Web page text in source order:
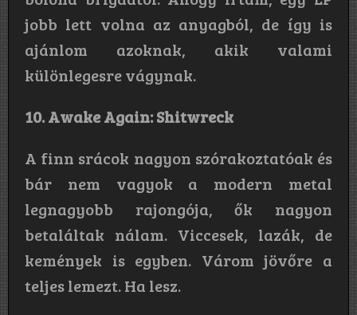
jobb lett volna az anyagból, de így is
ajánlom azoknak, akik valami
különlegesre vágynak.
10. Awake Again: Shitwreck
A finn srácok nagyon szórakoztatóak és
bár nem vagyok a modern metal
legnagyobb rajongója, ők nagyon
betaláltak nálam. Viccesek, lazák, de
kemények is egyben. Várom jövőre a
teljes lemezt. Ha lesz.